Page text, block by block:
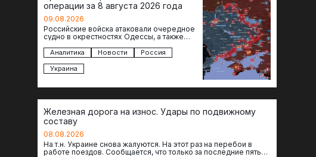
операции за 8 августа 2026 года
09.08.2026
Российские войска атаковали очередное
судно в окрестностях Одессы, а также
и Черниговской областях. В Сумской…
Аналитика Новости
Россия
Украина
Железная дорога на износ. Удары по подвижному
составу
08.08.2026
На т.н. Украине снова жалуются. На этот раз на перебои в
работе поездов. Сообщается, что только за последние пять